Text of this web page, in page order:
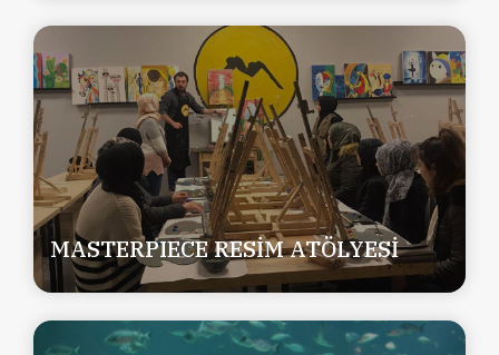
MASTERPIECE RESİM ATÖLYESİ